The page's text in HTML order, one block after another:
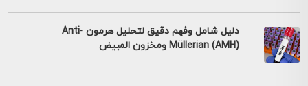
دليل شامل وفهم دقيق لتحليل هرمون Anti-
Müllerian (AMH) ومخزون المبيض